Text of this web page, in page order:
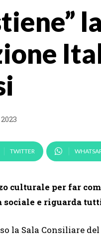
TWITTER
culturale per far
e riguarda
la Sala Consiliare